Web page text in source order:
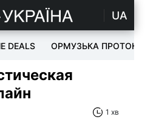
UA
DEALS ОРМУЗЬКА ПРОТОКА
1 хв